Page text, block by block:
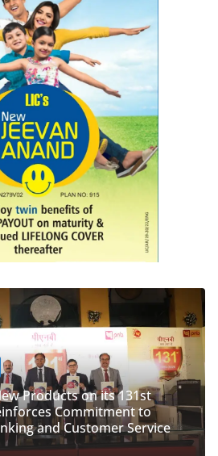
LATEST NEWS देश व्यापार
PNB Half Marathon 2025
‘Cyber Run’ for a Digitally